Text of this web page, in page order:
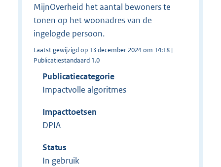
MijnOverheid het aantal bewoners te
tonen op het woonadres van de
ingelogde persoon.
Laatst gewijzigd op 13 december 2024 om 14:18 |
Publicatiestandaard 1.0
Publicatiecategorie
Impactvolle algoritmes
Impacttoetsen
DPIA
Status
In gebruik